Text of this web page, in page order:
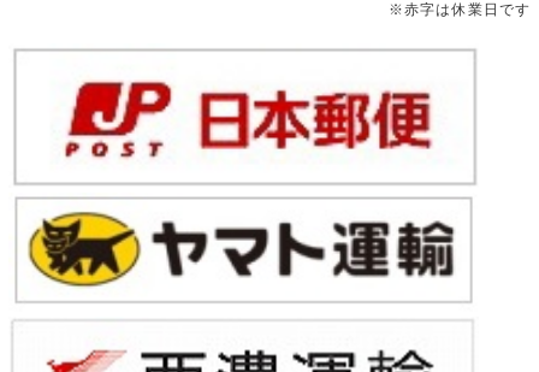
※赤字は休業日です